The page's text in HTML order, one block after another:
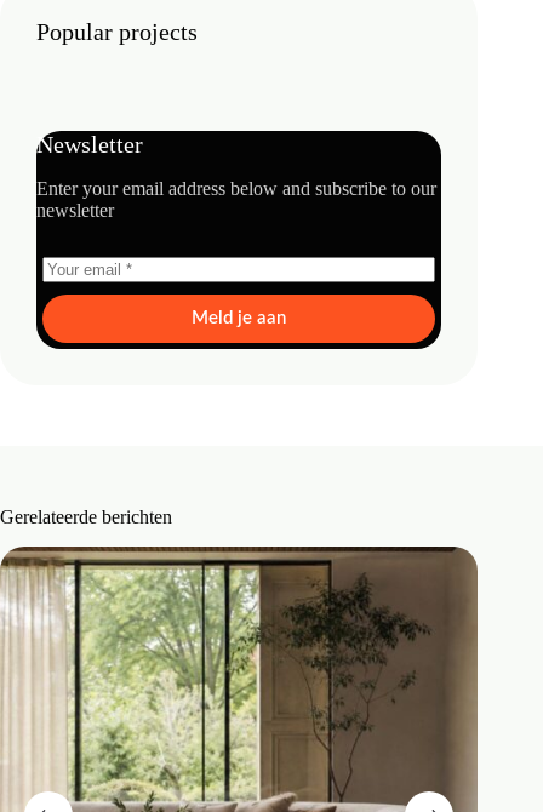
Popular projects
Newsletter
Enter your email address below and subscribe to our
newsletter
Meld je aan
Gerelateerde berichten